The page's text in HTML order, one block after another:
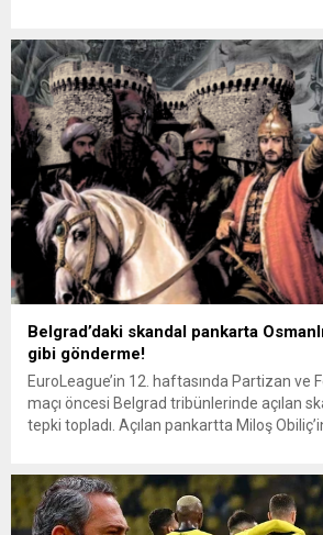
ilişkilendirilemez” ifadelerini kullandı.
Belgrad’daki skandal pankarta
gibi gönderme!
EuroLeague’in 12. haftasında Partizan ve
maçı öncesi Belgrad tribünlerinde açılan
tepki topladı. Açılan pankartta Miloş
anlamlı bir hatırlatma gündeme geldi.
1463 yılında Bosna...